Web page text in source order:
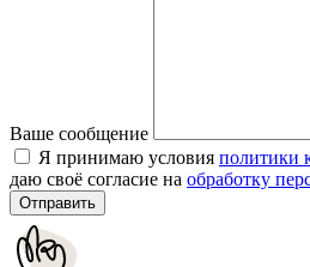
Ваше сообщение
Я принимаю условия политики
даю своё согласие на обработку
Отправить